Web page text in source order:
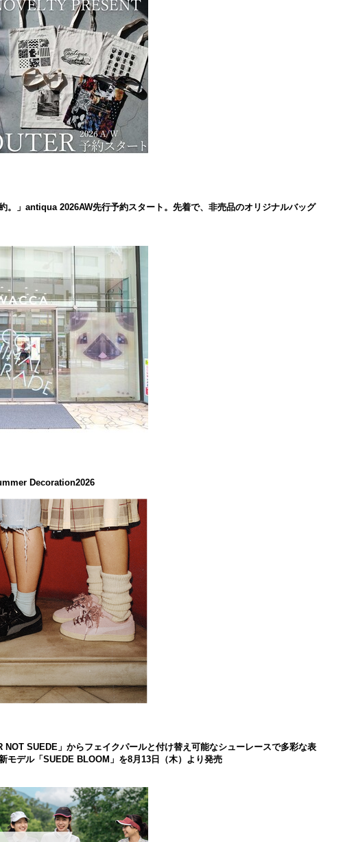
。」antiqua 2026AW先行予約スタート。先着で、非売品のオリジナルバッグ
Decoration2026
NOT SUEDE」からフェイクパールと付け替え可能なシューレースで多彩な表
モデル「SUEDE BLOOM」を8月13日（木）より発売